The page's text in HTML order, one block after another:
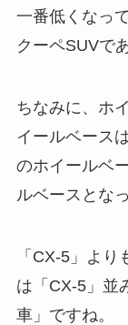
一番低くなっ
クーペSUVで
ちなみに、ホ
イールベース
のホイールベ
ルベースとな
「CX-5」よ
は「CX-5」並
車」ですね。